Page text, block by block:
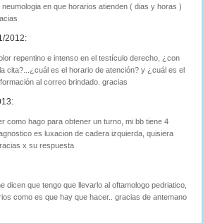
en que horarios atienden ( dias y horas )
2012:
repentino e intenso en el testículo derecho, ¿con
cita?...¿cuál es el horario de atención? y ¿cuál es el
al correo brindado. gracias
como hago para obtener un turno, mi bb tiene 4
es luxacion de cadera izquierda, quisiera
x su respuesta
dicen que tengo que llevarlo al oftamologo pedriatico,
como es que hay que hacer.. gracias de antemano